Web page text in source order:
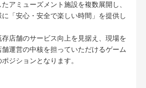
アミューズメント施設を複数展開し、
「安心・安全で楽しい時間」を提供し
店舗のサービス向上を見据え、現場を
運営の中核を担っていただけるゲーム
ジションとなります。